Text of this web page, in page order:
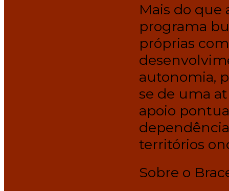
Mais do que
programa
próprias
autonomia,
se de uma
apoio
territórios
Sobre o